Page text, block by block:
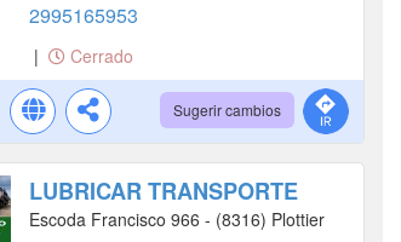
2995165953
| Cerrado
Sugerir cambios
LUBRICAR TRANSPORTE
Escoda Francisco 966 - (8316) Plottier